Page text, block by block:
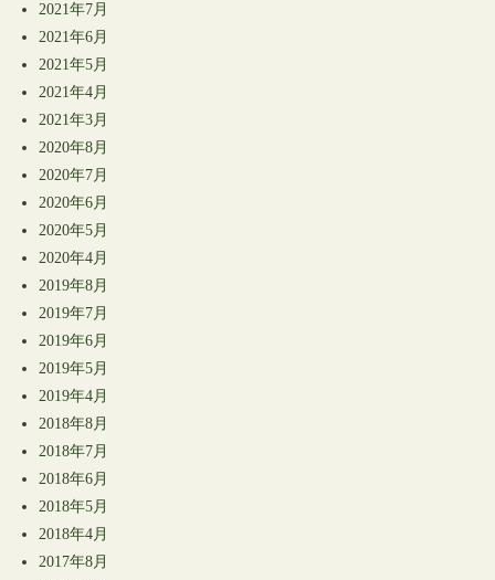
2021年7月
2021年6月
2021年5月
2021年4月
2021年3月
2020年8月
2020年7月
2020年6月
2020年5月
2020年4月
2019年8月
2019年7月
2019年6月
2019年5月
2019年4月
2018年8月
2018年7月
2018年6月
2018年5月
2018年4月
2017年8月